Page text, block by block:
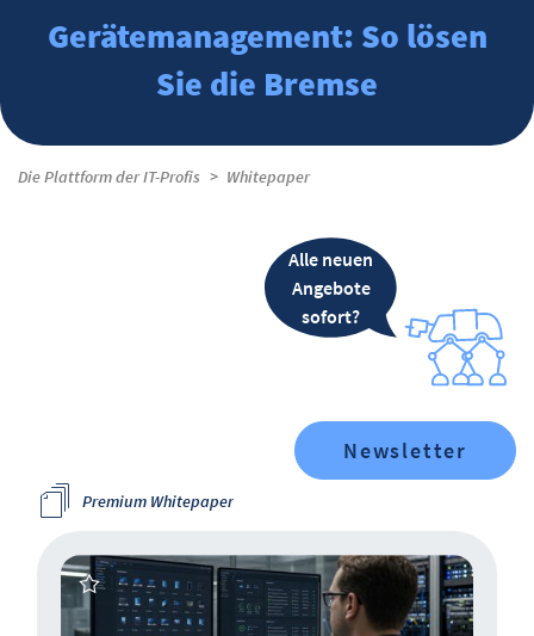
Gerätemanagement: So lösen
Sie die Bremse
Die Plattform der IT-Profis Whitepaper
Alle neuen
Angebote
sofort?
Newsletter
Premium Whitepaper